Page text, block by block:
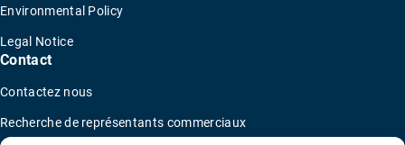
Environmental Policy
Legal Notice
Contact
Contactez nous
Recherche de représentants commerciaux